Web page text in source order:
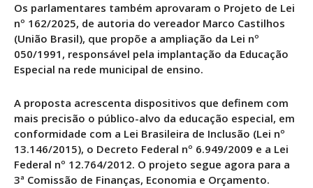
Os parlamentares também aprovaram o Projeto de Lei
nº 162/2025, de autoria do vereador Marco Castilhos
(União Brasil), que propõe a ampliação da Lei nº
050/1991, responsável pela implantação da Educação
Especial na rede municipal de ensino.
A proposta acrescenta dispositivos que definem com
mais precisão o público-alvo da educação especial, em
conformidade com a Lei Brasileira de Inclusão (Lei nº
13.146/2015), o Decreto Federal nº 6.949/2009 e a Lei
Federal nº 12.764/2012. O projeto segue agora para a
3ª Comissão de Finanças, Economia e Orçamento.